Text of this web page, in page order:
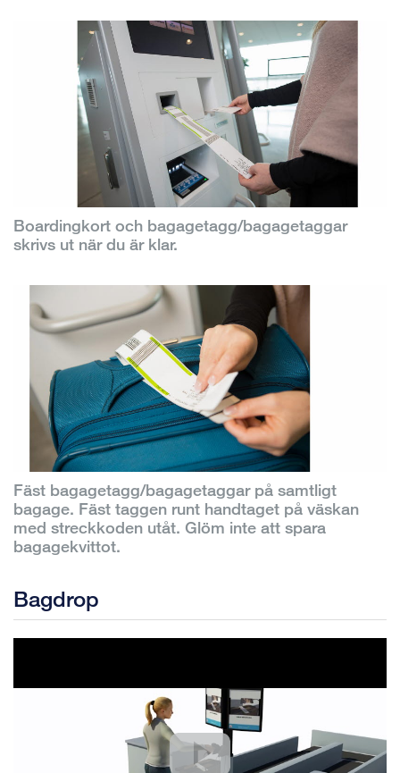
Boardingkort och bagagetagg/bagagetaggar
skrivs ut när du är klar.
Fäst bagagetagg/bagagetaggar på samtligt
bagage. Fäst taggen runt handtaget på väskan
med streckkoden utåt. Glöm inte att spara
bagagekvittot.
Bagdrop